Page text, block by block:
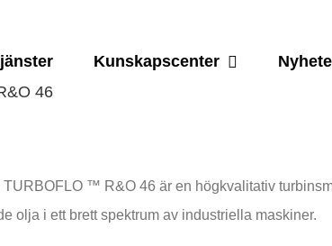
Kunskapscenter
46
TURBOFLO ™ R&O 46 är en högkvalitativ
olja i ett brett spektrum av industriella maskiner.